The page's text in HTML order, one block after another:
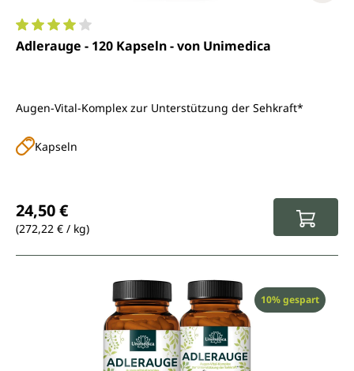
Durchschnittliche Bewertung von 4.1 von 5 Sternen
Adlerauge - 120 Kapseln - von Unimedica
Augen-Vital-Komplex zur Unterstützung der Sehkraft*
Kapseln
24,50 €
(272,22 € / kg)
Rabatt
10% gespart